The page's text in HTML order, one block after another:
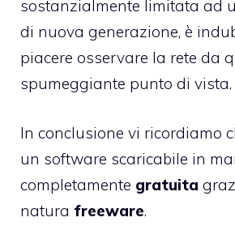
sostanzialmente limitata ad
di nuova generazione, è
piacere osservare la rete da
spumeggiante punto di vista.
In conclusione vi ricordiamo
un software scaricabile in
completamente gratuita
natura freeware.